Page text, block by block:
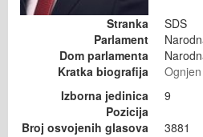
Stranka
SDS
Parlament
Dom parlamenta
Kratka biografija
Izborna jedinica
9
Pozicija
Broj osvojenih glasova
3881